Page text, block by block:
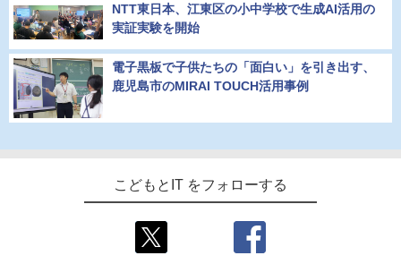
NTT東日本、江東区の小中学校で生成AI活用の
実証実験を開始
電子黒板で子供たちの「面白い」を引き出す、
鹿児島市のMIRAI TOUCH活用事例
こどもとIT をフォローする